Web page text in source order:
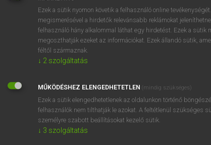
BELÉPÉS
Ezek a sütik nyomon követik a felhasználó online
megismerésével a hirdetők relevánsabb reklámokat
felhasználó hány alkalommal láthat egy hirdetést. Ezek a sütik
megoszthatják ezeket az információkat. Ezek állandó sütik,
féltől származnak.
↓ 2 szolgáltatás
MŰKÖDÉSHEZ ELENGEDHETETLEN (mindig szükséges)
Ezek a sütik elengedhetetlenek az oldalunkon történő
felhasználók nem tilthatják le azokat. A feltétlenül szükséges
személyre szabott beállításokat kezelő sütik.
↓ 3 szolgáltatás